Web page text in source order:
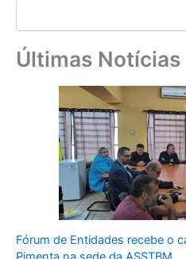
Últimas Notícias
Fórum de Entidades recebe o